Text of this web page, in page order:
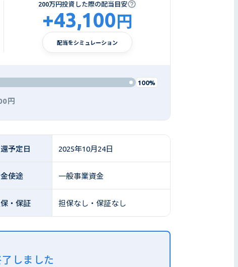
200万円投資した際の配当目安
+43,100 円
配当をシミュレーション
100%
円
予定日 2025年10月24日
使途 一般事業資金
・保証 担保なし・保証なし
しました